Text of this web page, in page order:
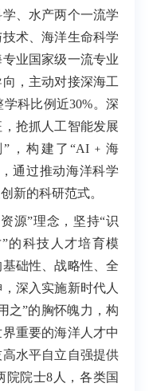
、水产两个一流学
术、海洋生命科学
业国家级一流专业
，主动对接深海工
科比例近30%。深
抢抓人工智能发展
，构建了“AI﹢海
通过推动海洋科学
新的科研范式。
”理念，坚持“识
的科技人才培育模
础性、战略性、全
深入实施新时代人
之”的胸怀魄力，构
重要的海洋人才中
水平自立自强提供
院院士8人，各类国